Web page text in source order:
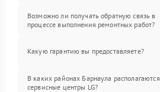
Возможно ли получать обратную связь в
процессе выполнения ремонтных работ?
Какую гарантию вы предоставляете?
В каких районах Барнаула располагаются
сервисные центры LG?